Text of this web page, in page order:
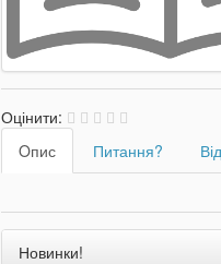
Оцінити:
Oпис
Питання?
Новинки!